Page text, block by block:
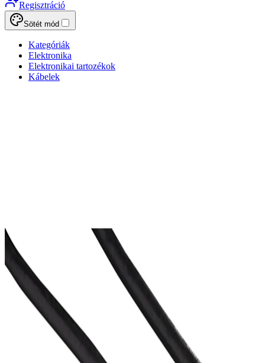
Regisztráció
Sötét mód
Kategóriák
Elektronika
Elektronikai tartozékok
Kábelek